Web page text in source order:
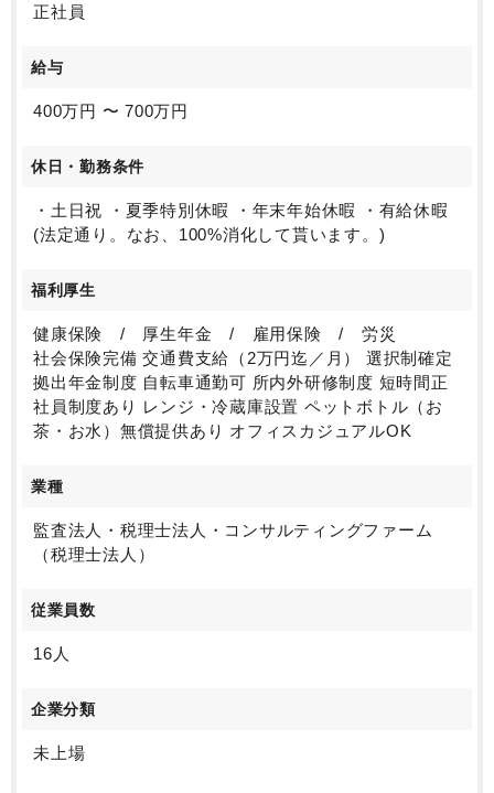
正社員
給与
400万円 〜 700万円
休日・勤務条件
・土日祝 ・夏季特別休暇 ・年末年始休暇 ・有給休暇
(法定通り。なお、100%消化して貰います。)
福利厚生
健康保険 / 厚生年金 / 雇用保険 / 労災
社会保険完備 交通費支給（2万円迄／月） 選択制確定
拠出年金制度 自転車通勤可 所内外研修制度 短時間正
社員制度あり レンジ・冷蔵庫設置 ペットボトル（お
茶・お水）無償提供あり オフィスカジュアルOK
業種
監査法人・税理士法人・コンサルティングファーム
（税理士法人）
従業員数
16人
企業分類
未上場